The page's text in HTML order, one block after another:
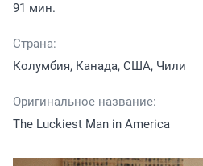
91 мин.
Страна:
Колумбия, Канада, США, Чили
Оригинальное название:
The Luckiest Man in America